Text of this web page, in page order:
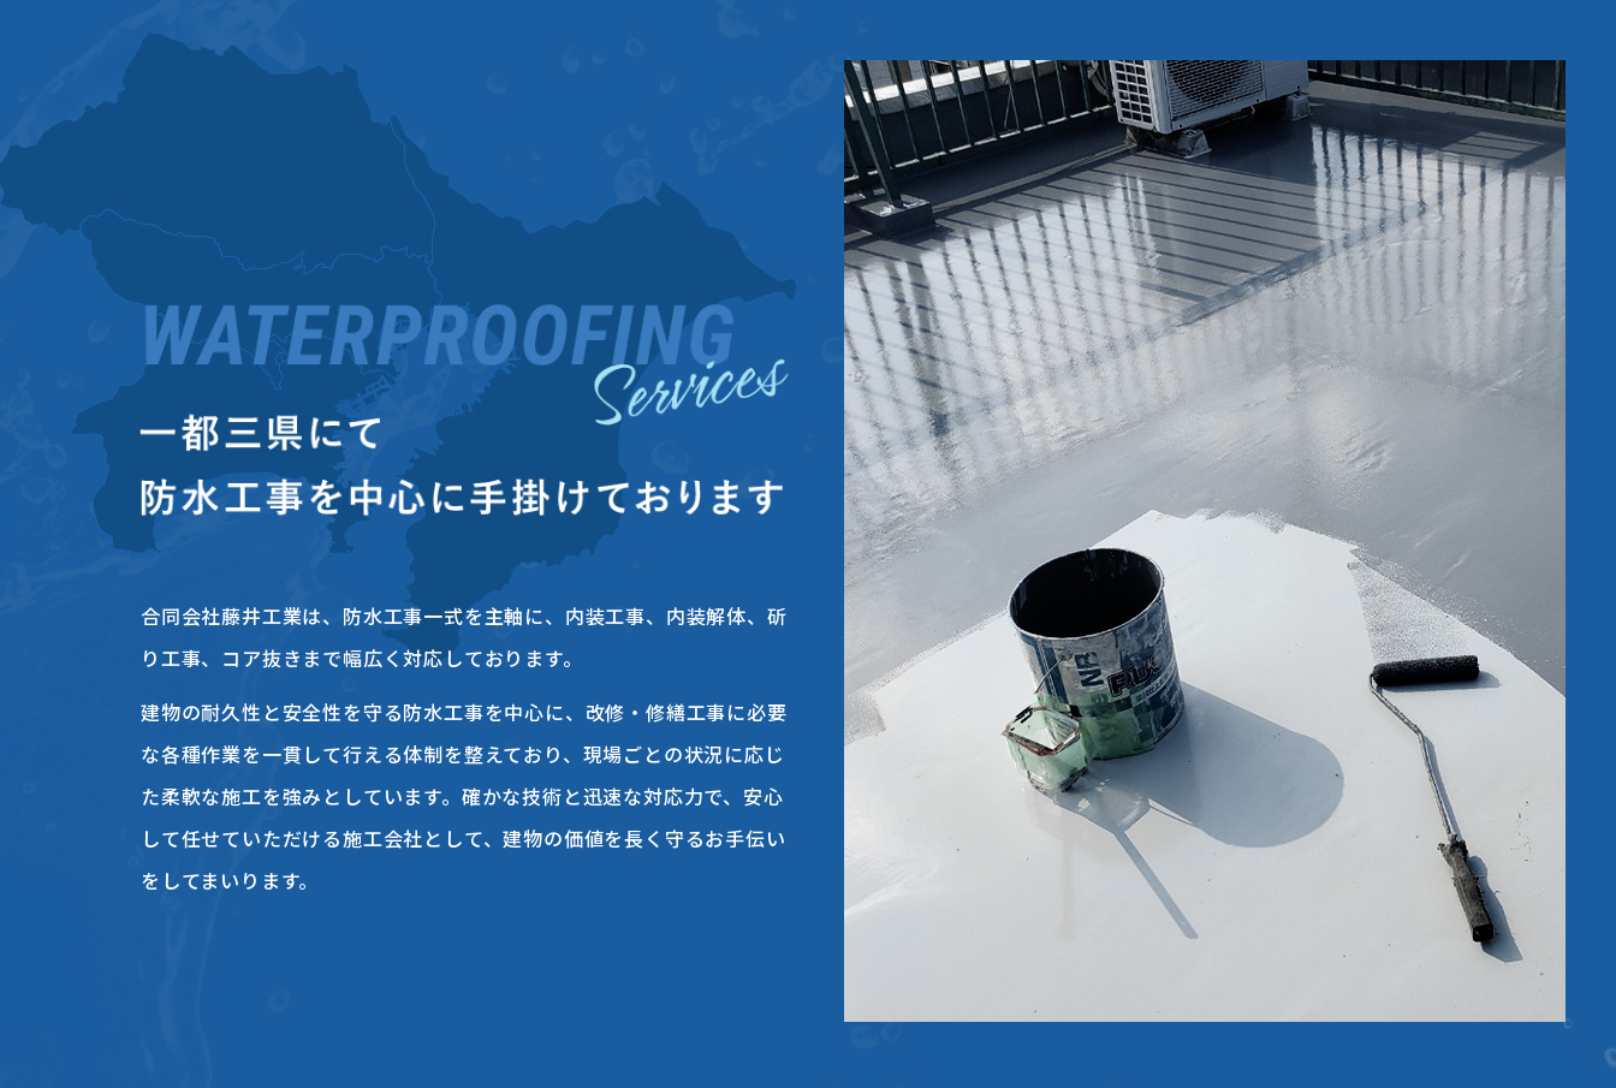
合同会社藤井工業は、防水工事一式を主軸に、内装工事、内装解体、斫
り工事、コア抜きまで幅広く対応しております。
建物の耐久性と安全性を守る防水工事を中心に、改修・修繕工事に必要
な各種作業を一貫して行える体制を整えており、現場ごとの状況に応じ
た柔軟な施工を強みとしています。確かな技術と迅速な対応力で、安心
して任せていただける施工会社として、建物の価値を長く守るお手伝い
をしてまいります。